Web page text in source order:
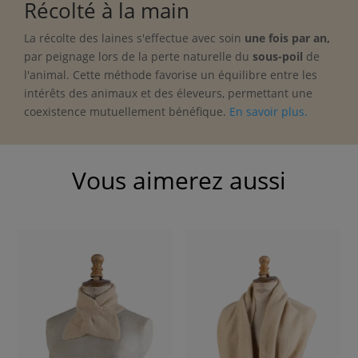
Récolté à la main
La récolte des laines s'effectue avec soin une fois par an,
par peignage lors de la perte naturelle du sous-poil de
l'animal. Cette méthode favorise un équilibre entre les
intérêts des animaux et des éleveurs, permettant une
coexistence mutuellement bénéfique. En savoir plus.
Vous aimerez aussi